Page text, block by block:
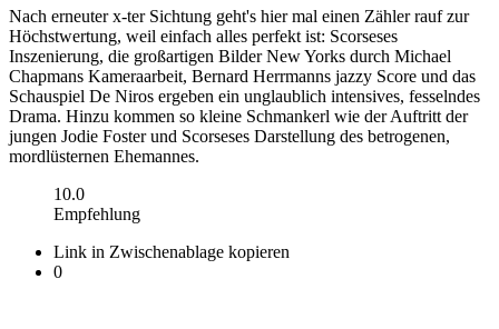
Nach erneuter x-ter Sichtung geht's hier mal einen Zähler rauf zur
Höchstwertung, weil einfach alles perfekt ist: Scorseses
Inszenierung, die großartigen Bilder New Yorks durch Michael
Chapmans Kameraarbeit, Bernard Herrmanns jazzy Score und das
Schauspiel De Niros ergeben ein unglaublich intensives, fesselndes
Drama. Hinzu kommen so kleine Schmankerl wie der Auftritt der
jungen Jodie Foster und Scorseses Darstellung des betrogenen,
mordlüsternen Ehemannes.
10.0
Empfehlung
Link in Zwischenablage kopieren
0